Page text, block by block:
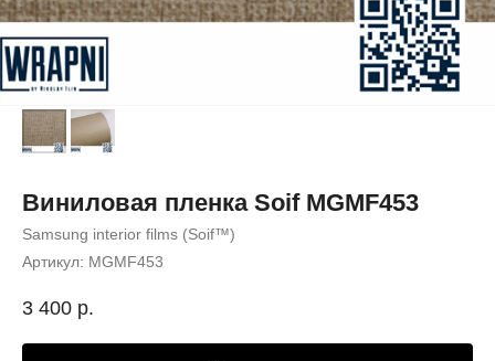
Виниловая пленка Soif MGMF453
Samsung interior films (Soif™)
Артикул: MGMF453
3 400 р.